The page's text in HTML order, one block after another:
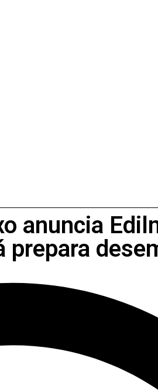
anuncia
prepara